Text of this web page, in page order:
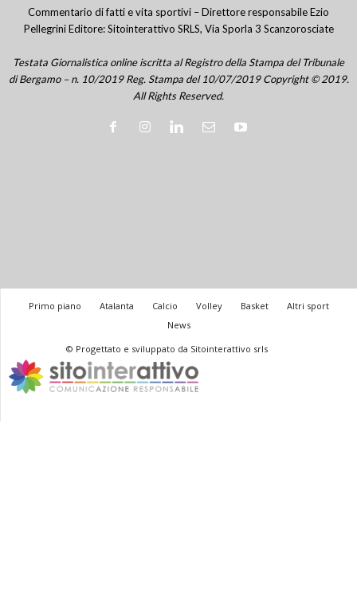
Commentario di fatti e vita sportivi – Direttore responsabile Ezio
Pellegrini Editore: Sitointerattivo SRLS, Via Sporla 3 Scanzorosciate
Testata Giornalistica online iscritta al Registro della Stampa del Tribunale
di Bergamo – n. 10/2019 Reg. Stampa del 10/07/2019 Copyright © 2019.
All Rights Reserved.
Primo piano Atalanta Calcio Volley Basket
Altri sport
News
© Progettato e sviluppato da Sitointerattivo srls